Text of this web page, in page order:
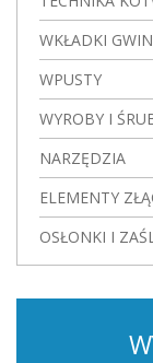
WKŁADKI
WPUSTY
WYROBY I
NARZĘDZIA
ELEMENTY
OSŁONKI I